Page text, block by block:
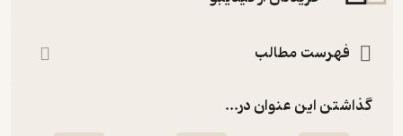
فهرست مطالب
گذاشتن این عنوان در...